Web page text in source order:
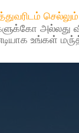
அல்லது
உங்கள்